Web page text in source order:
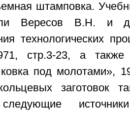
штамповка.
Вересов В.Н. и
технологических
стр.3-23, а
под молотами»,
заготовок